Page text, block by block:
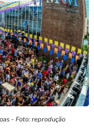
- Foto: reprodução